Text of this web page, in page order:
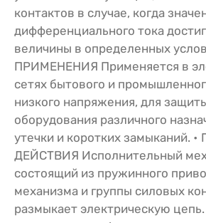
контактов в случае, когда
дифференциального тока
величины в определенных
ПРИМЕНЕНИЯ Применяется в
сетях бытового и
низкого напряжения, для
оборудования различного
утечки и коротких замыканий.
ДЕЙСТВИЯ Исполнительный
состоящий из пружинного
механизма и группы силовых
размыкает электрическую